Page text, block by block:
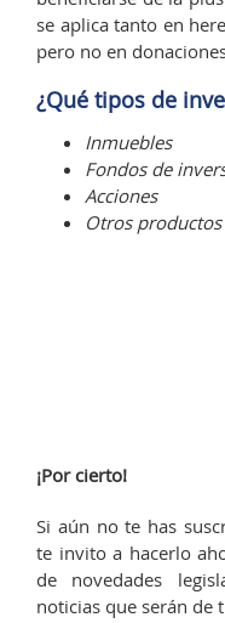
se aplica tanto en
pero no en
¿Qué tipos de
Inmuebles
Fondos de
Acciones
Otros
¡Por cierto!
Si aún no te has
te invito a hacerlo
de novedades
noticias que serán de